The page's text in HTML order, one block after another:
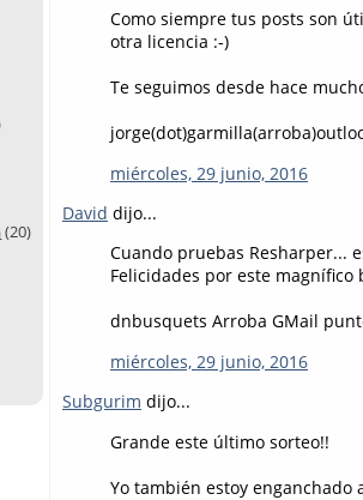
(20)
Como siempre tus posts son
otra licencia :-)
Te seguimos desde hace
miércoles, 29 junio, 2016
David dijo...
Cuando pruebas Resharper...
Felicidades por este
dnbusquets Arroba GMail
miércoles, 29 junio, 2016
Subgurim dijo...
Grande este último sorteo!!
Yo también estoy enganchado